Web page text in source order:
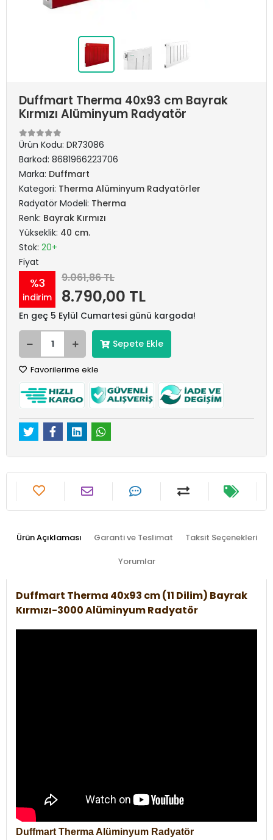
Duffmart Therma 40x93 cm Bayrak
Kırmızı Alüminyum Radyatör
Ürün Kodu: DR73086
Barkod: 8681966223706
Marka: Duffmart
Kategori: Therma Alüminyum Radyatörler
Radyatör Modeli: Therma
Renk: Bayrak Kırmızı
Yükseklik: 40 cm.
Stok: 20+
Fiyat
%3
indirim
9.061,86 TL
8.790,00 TL
En geç 5 Eylül Cumartesi günü kargoda!
Sepete Ekle
Favorilerime ekle
Ürün Açıklaması Garanti ve Teslimat Taksit Seçenekleri
Yorumlar
Duffmart Therma 40x93 cm (11 Dilim) Bayrak
Kırmızı-3000 Alüminyum Radyatör
Duffmart Therma Alüminyum Radyatör